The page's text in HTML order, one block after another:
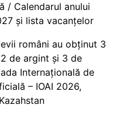
/ Calendarul anului
și lista vacanțelor
români au obținut 3
de argint și 3 de
Internațională de
– IOAI 2026,